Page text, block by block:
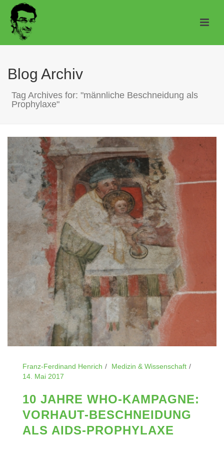
Blog Archiv
Tag Archives for: "männliche Beschneidung als
Prophylaxe"
Franz-Ferdinand Henrich
Medizin & Wissenschaft
14. Mai 2017
10 JAHRE WHO-KAMPAGNE:
VORHAUT-BESCHNEIDUNG
ALS AIDS-PROPHYLAXE